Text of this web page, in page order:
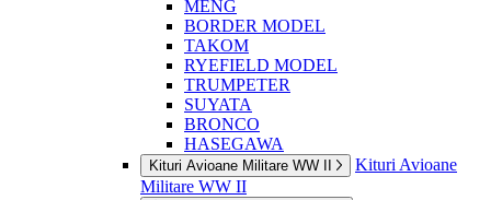
MENG
BORDER MODEL
TAKOM
RYEFIELD MODEL
TRUMPETER
SUYATA
BRONCO
HASEGAWA
Kituri Avioane Militare WW II
Kituri Avioane
Militare WW II